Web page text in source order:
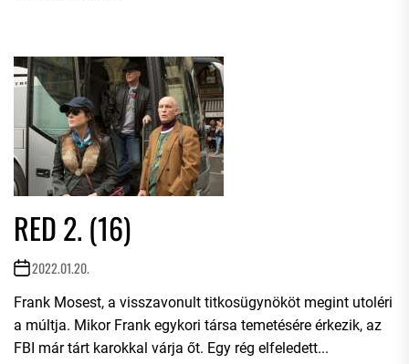
RED 2. (16)
2022.01.20.
Frank Mosest, a visszavonult titkosügynököt megint utoléri
a múltja. Mikor Frank egykori társa temetésére érkezik, az
FBI már tárt karokkal várja őt. Egy rég elfeledett...